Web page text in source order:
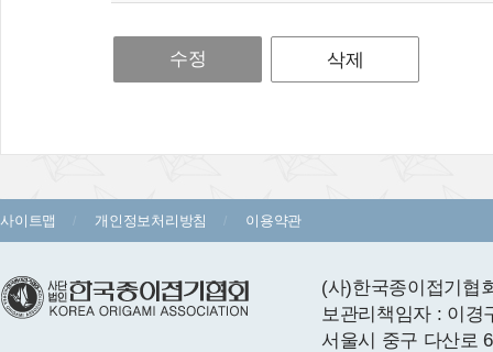
수정 삭제
사이트맵 개인정보처리방침 이용약관
(사)한국종이접기
보관리책임자 : 이경
서울시 중구 다산로